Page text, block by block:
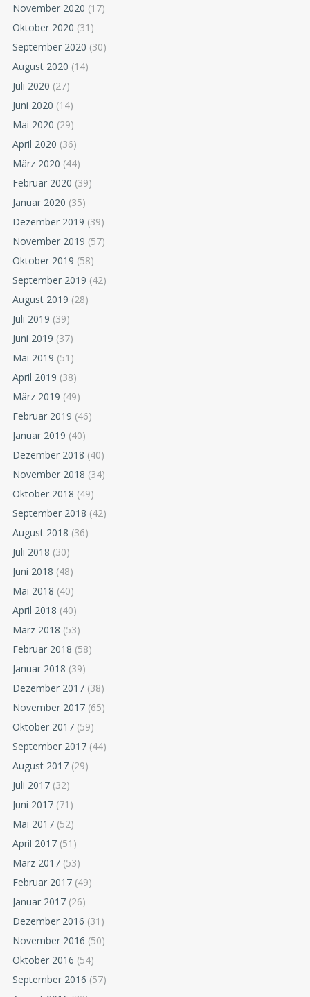
November 2020 (17)
Oktober 2020 (31)
September 2020 (30)
August 2020 (14)
Juli 2020 (27)
Juni 2020 (14)
Mai 2020 (29)
April 2020 (36)
März 2020 (44)
Februar 2020 (39)
Januar 2020 (35)
Dezember 2019 (39)
November 2019 (57)
Oktober 2019 (58)
September 2019 (42)
August 2019 (28)
Juli 2019 (39)
Juni 2019 (37)
Mai 2019 (51)
April 2019 (38)
März 2019 (49)
Februar 2019 (46)
Januar 2019 (40)
Dezember 2018 (40)
November 2018 (34)
Oktober 2018 (49)
September 2018 (42)
August 2018 (36)
Juli 2018 (30)
Juni 2018 (48)
Mai 2018 (40)
April 2018 (40)
März 2018 (53)
Februar 2018 (58)
Januar 2018 (39)
Dezember 2017 (38)
November 2017 (65)
Oktober 2017 (59)
September 2017 (44)
August 2017 (29)
Juli 2017 (32)
Juni 2017 (71)
Mai 2017 (52)
April 2017 (51)
März 2017 (53)
Februar 2017 (49)
Januar 2017 (26)
Dezember 2016 (31)
November 2016 (50)
Oktober 2016 (54)
September 2016 (57)